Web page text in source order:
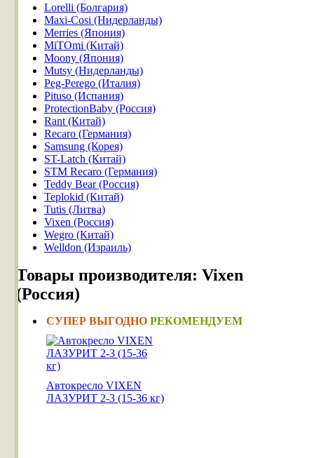
Lorelli (Болгария)
Maxi-Cosi (Нидерланды)
Merries (Япония)
MiTOmi (Китай)
Moony (Япония)
Mutsy (Нидерланды)
Peg-Perego (Италия)
Pituso (Испания)
ProtectionBaby (Россия)
Rant (Китай)
Recaro (Германия)
Samsung (Корея)
ST-Latch (Китай)
STM Recaro (Германия)
Teddy Bear (Россия)
Teplokid (Китай)
Tutis (Литва)
Vixen (Россия)
Wegro (Китай)
Welldon (Израиль)
Товары производителя: Vixen
(Россия)
СУПЕР ВЫГОДНО РЕКОМЕНДУЕМ
Автокресло VIXEN
ЛАЗУРИТ 2-3 (15-36 кг)